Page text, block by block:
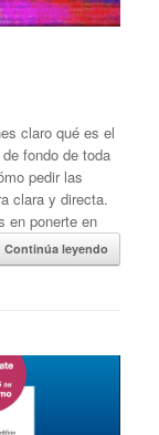
claro qué es el
fondo de toda
pedir las
clara y directa.
en ponerte en
Continúa leyendo